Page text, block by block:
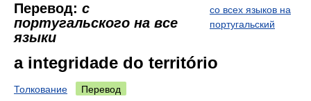
Перевод: с
португальского на все
языки
со всех языков на
португальский
a integridade do território
Толкование Перевод